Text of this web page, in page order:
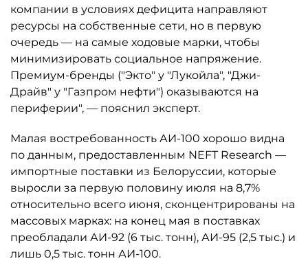
компании в условиях дефицита направляют
ресурсы на собственные сети, но в первую
очередь — на самые ходовые марки, чтобы
минимизировать социальное напряжение.
Премиум-бренды ("Экто" у "Лукойла", "Джи-
Драйв" у "Газпром нефти") оказываются на
периферии", — пояснил эксперт.
Малая востребованность АИ-100 хорошо видна
по данным, предоставленным NEFT Research —
импортные поставки из Белоруссии, которые
выросли за первую половину июля на 8,7%
относительно всего июня, сконцентрированы на
массовых марках: на конец мая в поставках
преобладали АИ-92 (6 тыс. тонн), АИ-95 (2,5 тыс.) и
лишь 0,5 тыс. тонн АИ-100.